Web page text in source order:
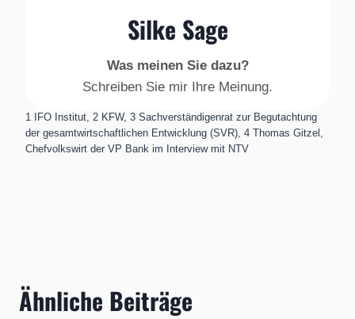
Silke Sage
Was meinen Sie dazu?
Schreiben Sie mir Ihre Meinung.
1 IFO Institut, 2 KFW, 3 Sachverständigenrat zur Begutachtung
der gesamtwirtschaftlichen Entwicklung (SVR), 4 Thomas Gitzel,
Chefvolkswirt der VP Bank im Interview mit NTV
Ähnliche Beiträge